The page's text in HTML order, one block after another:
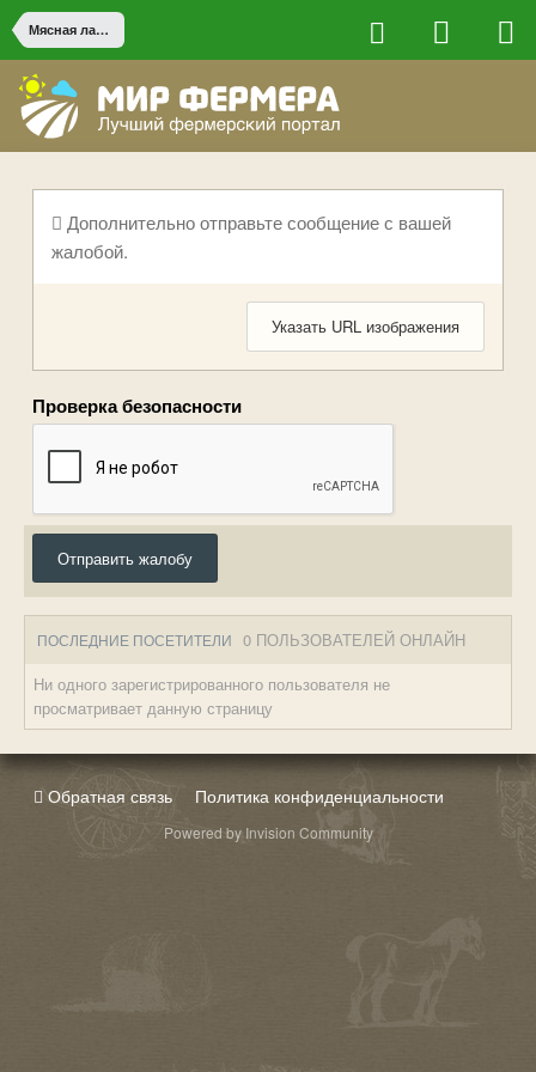
Мясная лавка
Дополнительно отправьте сообщение с вашей
жалобой.
Указать URL изображения
Проверка безопасности
Отправить жалобу
ПОСЛЕДНИЕ ПОСЕТИТЕЛИ 0 ПОЛЬЗОВАТЕЛЕЙ ОНЛАЙН
Ни одного зарегистрированного пользователя не
просматривает данную страницу
Обратная связь Политика конфиденциальности
Powered by Invision Community